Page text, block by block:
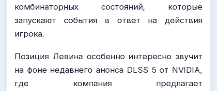
комбинаторных состояний, которые
запускают события в ответ на действия
игрока.
Позиция Левина особенно интересно звучит
на фоне недавнего анонса DLSS 5 от NVIDIA,
где компания предлагает